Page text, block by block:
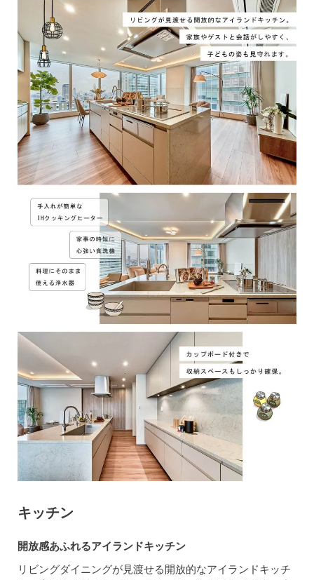
キッチン
開放感あふれるアイランドキッチン
リビングダイニングが見渡せる開放的なアイランドキッチ